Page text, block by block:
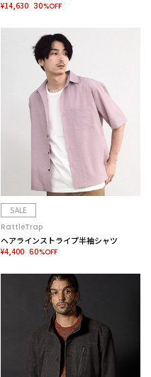
¥14,630 30%OFF
SALE
RattleTrap
ヘアラインストライプ半袖シャツ
¥4,400 60%OFF